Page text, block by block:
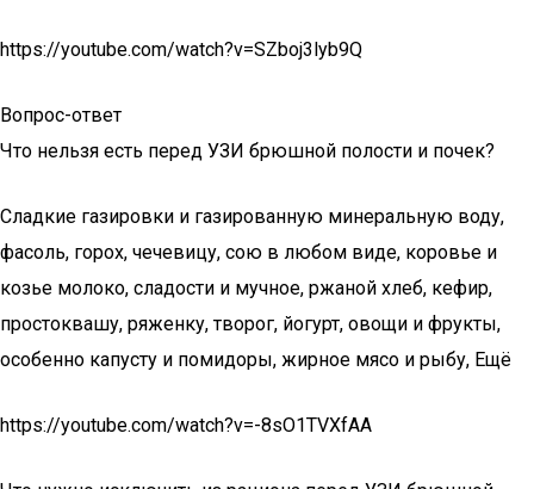
https://youtube.com/watch?v=SZboj3lyb9Q
Вопрос-ответ
Что нельзя есть перед УЗИ брюшной полости и почек?
Сладкие газировки и газированную минеральную воду,
фасоль, горох, чечевицу, сою в любом виде, коровье и
козье молоко, сладости и мучное, ржаной хлеб, кефир,
простоквашу, ряженку, творог, йогурт, овощи и фрукты,
особенно капусту и помидоры, жирное мясо и рыбу, Ещё
https://youtube.com/watch?v=-8sO1TVXfAA